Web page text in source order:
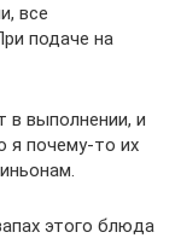
все
подаче на
в выполнении, и
я почему-то их
этого блюда